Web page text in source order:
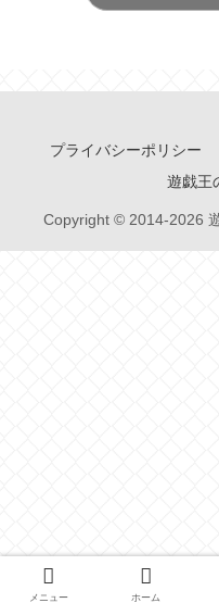
プライバシーポリシー
遊戯王
Copyright © 2014-2026
メニュー ホーム